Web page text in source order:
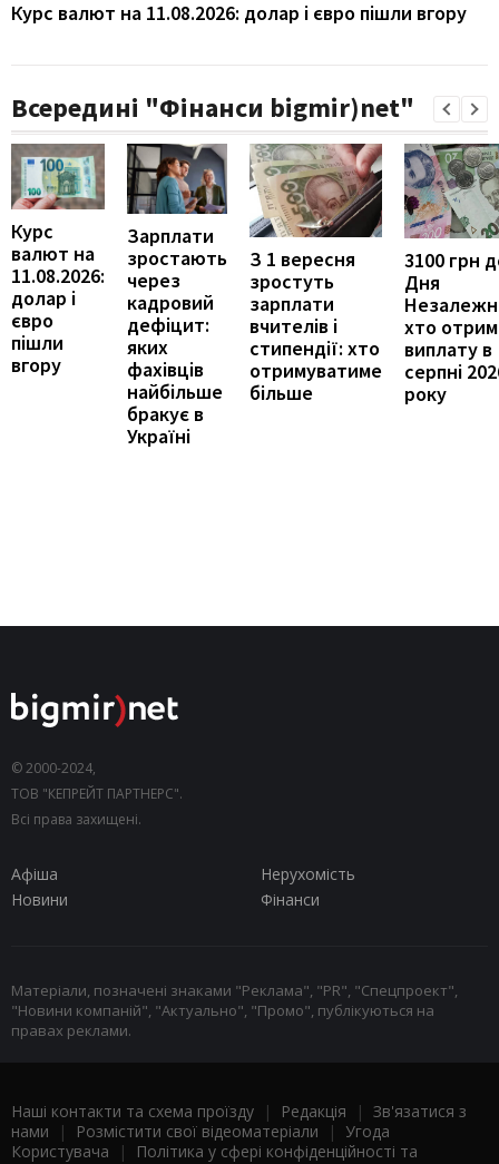
Курс валют на 11.08.2026: долар і євро пішли вгору
Всередині "Фінанси bigmir)net"
Курс
валют на
11.08.2026:
долар і
євро
пішли
вгору
Зарплати
зростають
через
кадровий
дефіцит:
яких
фахівців
найбільше
бракує в
Україні
З 1 вересня
зростуть
зарплати
вчителів і
стипендії: хто
отримуватиме
більше
3100 грн
Дня
хто
виплату в
серпні
року
© 2000-2024,
ТОВ "КЕПРЕЙТ ПАРТНЕРС".
Всі права захищені.
Афіша
Нерухомість
Новини
Фінанси
Матеріали, позначені знаками "Реклама", "PR", "Спецпроект",
"Новини компаній", "Актуально", "Промо", публікуються на
правах реклами.
Наші контакти та схема проїзду | Редакція | Зв'язатися з
нами | Розмістити свої відеоматеріали | Угода
Користувача |
Політика у сфері конфіденційності та